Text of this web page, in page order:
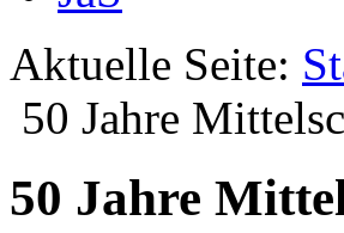
Aktuelle Seite:
50 Jahre
50 Jahre